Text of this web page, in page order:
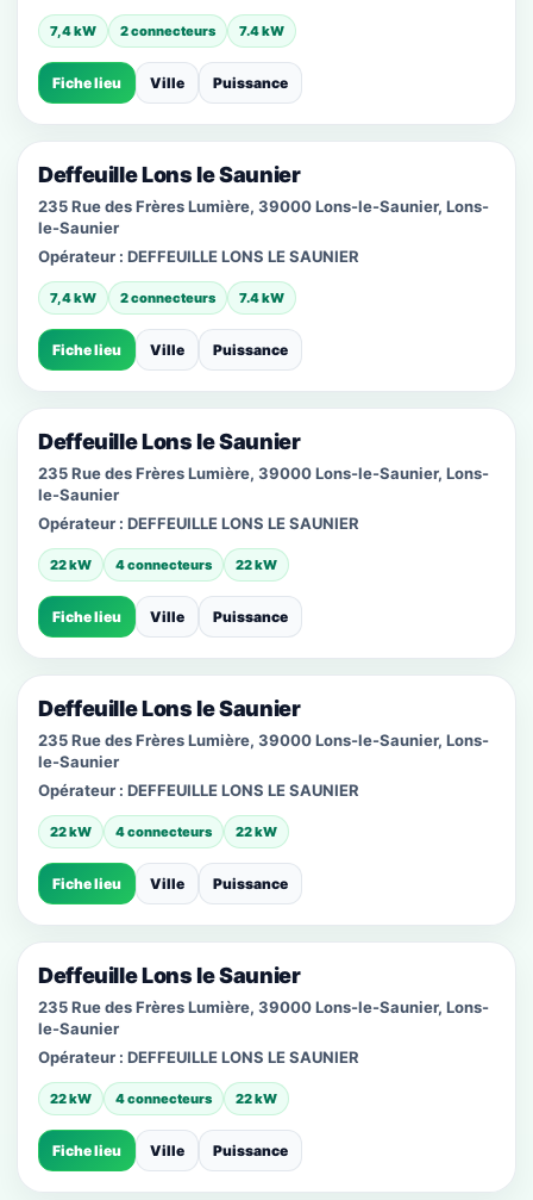
7,4 kW 2 connecteurs 7.4 kW
Fiche lieu Ville Puissance
Deffeuille Lons le Saunier
235 Rue des Frères Lumière, 39000 Lons-le-Saunier, Lons-
le-Saunier
Opérateur : DEFFEUILLE LONS LE SAUNIER
7,4 kW 2 connecteurs 7.4 kW
Fiche lieu Ville Puissance
Deffeuille Lons le Saunier
235 Rue des Frères Lumière, 39000 Lons-le-Saunier, Lons-
le-Saunier
Opérateur : DEFFEUILLE LONS LE SAUNIER
22 kW 4 connecteurs 22 kW
Fiche lieu Ville Puissance
Deffeuille Lons le Saunier
235 Rue des Frères Lumière, 39000 Lons-le-Saunier, Lons-
le-Saunier
Opérateur : DEFFEUILLE LONS LE SAUNIER
22 kW 4 connecteurs 22 kW
Fiche lieu Ville Puissance
Deffeuille Lons le Saunier
235 Rue des Frères Lumière, 39000 Lons-le-Saunier, Lons-
le-Saunier
Opérateur : DEFFEUILLE LONS LE SAUNIER
22 kW 4 connecteurs 22 kW
Fiche lieu Ville Puissance